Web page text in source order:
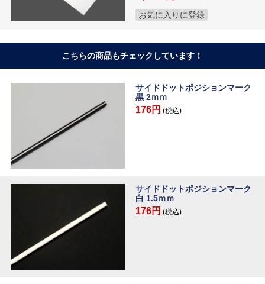
お気に入りに登録
こちらの商品もチェックしています！
サイドドットポジションマーク
黒 2ｍｍ
176円 (税込)
サイドドットポジションマーク
白 1.5ｍｍ
176円 (税込)